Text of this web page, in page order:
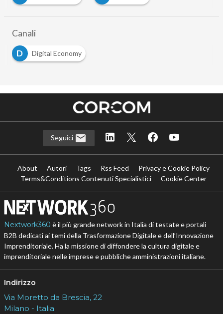
Canali
D
Digital Economy
Seguici
About Autori Tags Rss Feed
Privacy e Cookie Policy
Terms&Conditions Contenuti Specialistici
Cookie Center
Nextwork360 è il più grande network in Italia di testate e portali
B2B dedicati ai temi della Trasformazione Digitale e dell’Innovazione
Imprenditoriale. Ha la missione di diffondere la cultura digitale e
imprenditoriale nelle imprese e pubbliche amministrazioni italiane.
Indirizzo
Via Moretto da Brescia, 22
Milano - Italia